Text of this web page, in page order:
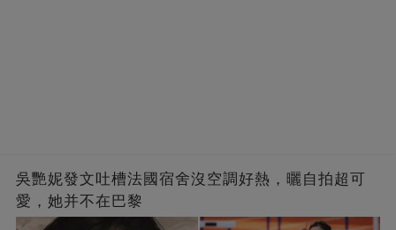
吳艷妮發文吐槽法國宿舍沒空調好熱，曬自拍超可
愛，她并不在巴黎